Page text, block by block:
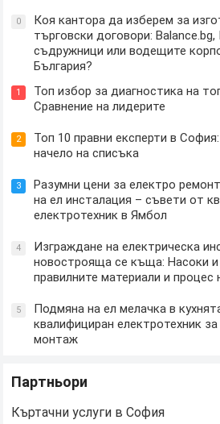
0
Коя кантора да изберем за
търговски договори:
съдружници или водещите
България?
1
Топ избор за диагностика на
Сравнение на лидерите
2
Топ 10 правни експерти в
начело на списъка
3
Разумни цени за електро
на ел инсталация – съвети от
електротехник в Ямбол
4
Изграждане на електрическа
новострояща се къща: Насоки
правилните материали и процес
5
Подмяна на ел мелачка в
квалифициран електротехник
монтаж
Партньори
Къртачни услуги в София